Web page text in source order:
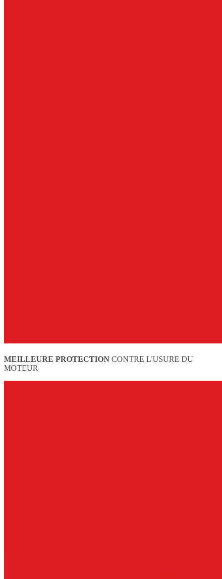
MEILLEURE PROTECTION CONTRE L'USURE DU
MOTEUR